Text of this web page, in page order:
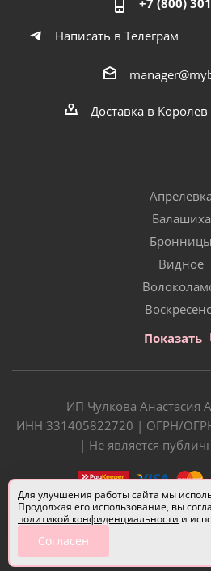
Написать в Телеграм
Доставка в
Апрелевка
Балашиха
Бронницы
Видное
Показать
ИП Чулкова Анастасия
ИНН 331405822720 | ОГРН/
| Не является
Разработчик сайта —
Для улучшения работы сайта мы
Продолжая его использование, вы
политикой конфиденциальности и
Согласен